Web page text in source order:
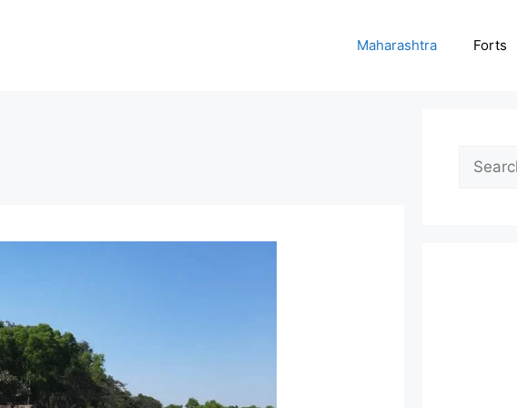
Maharashtra Forts
Search
for: